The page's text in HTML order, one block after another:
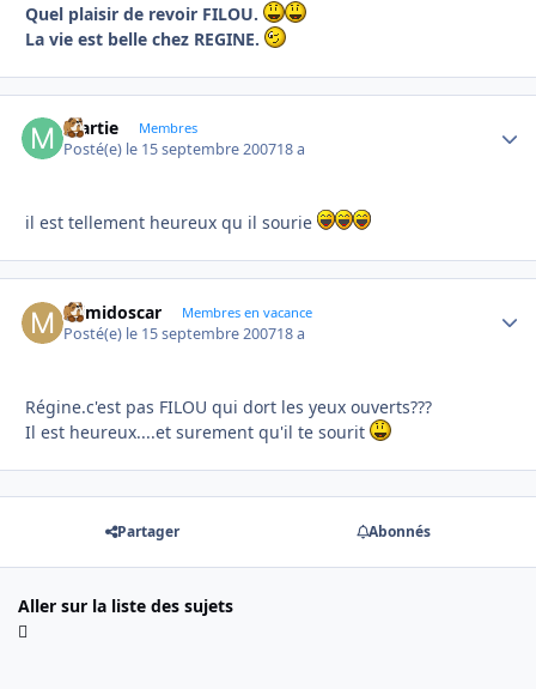
Quel plaisir de revoir FILOU.
La vie est belle chez REGINE.
martie Membres
Posté(e) le 15 septembre 200718 a
il est tellement heureux qu il sourie
mimidoscar Membres en vacance
Posté(e) le 15 septembre 200718 a
Régine.c'est pas FILOU qui dort les yeux ouverts???
Il est heureux....et surement qu'il te sourit
Partager Abonnés
Aller sur la liste des sujets